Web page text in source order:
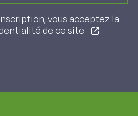
vous acceptez la
de ce site